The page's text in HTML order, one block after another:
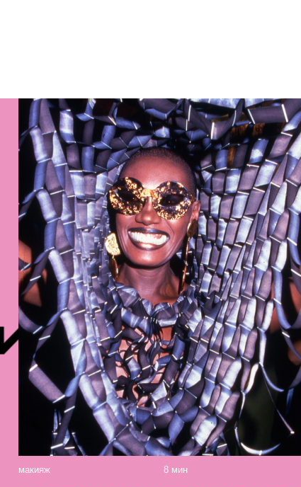
макияж 8 мин